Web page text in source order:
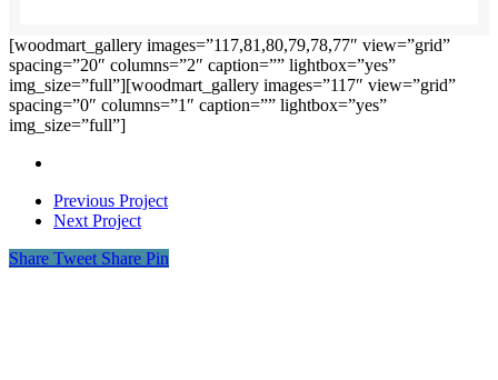
[woodmart_gallery images=”117,81,80,79,78,77″ view=”grid”
spacing=”20″ columns=”2″ caption=”” lightbox=”yes”
img_size=”full”][woodmart_gallery images=”117″ view=”grid”
spacing=”0″ columns=”1″ caption=”” lightbox=”yes”
img_size=”full”]
Previous Project
Next Project
Share Tweet Share Pin